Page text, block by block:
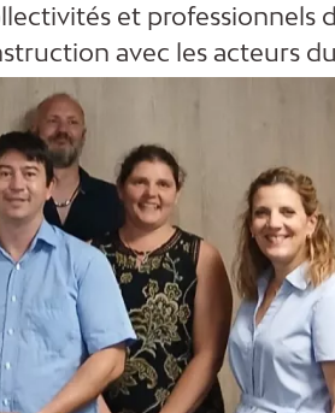
et professionnels
avec les acteurs